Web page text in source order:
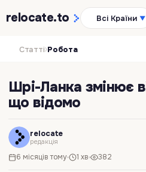
relocate.to Всі Країни ▼
Статті›Робота
Шрі-Ланка змінює
що відомо
relocate
редакція
6 місяців тому 1 хв 382